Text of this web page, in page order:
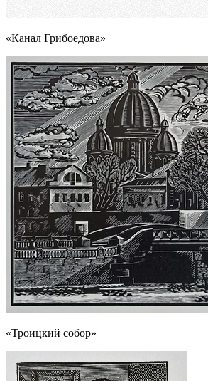
«Канал Грибоедова»
«Троицкий собор»